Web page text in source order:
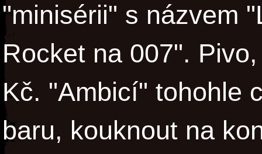
"minisérii" s názvem
Rocket na 007".
Kč. "Ambicí" tohohle
baru, kouknout na